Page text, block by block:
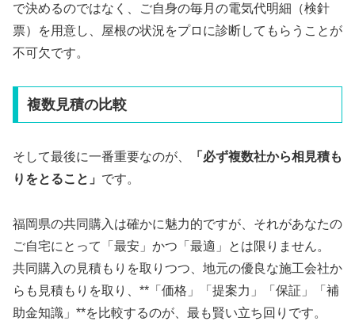
で決めるのではなく、ご自身の毎月の電気代明細（検針
票）を用意し、屋根の状況をプロに診断してもらうことが
不可欠です。
複数見積の比較
そして最後に一番重要なのが、
「必ず複数社から相見積も
りをとること」 です。
福岡県の共同購入は確かに魅力的ですが、それがあなたの
ご自宅にとって「最安」かつ「最適」とは限りません。
共同購入の見積もりを取りつつ、地元の優良な施工会社か
らも見積もりを取り、**「価格」「提案力」「保証」「補
助金知識」**を比較するのが、最も賢い立ち回りです。